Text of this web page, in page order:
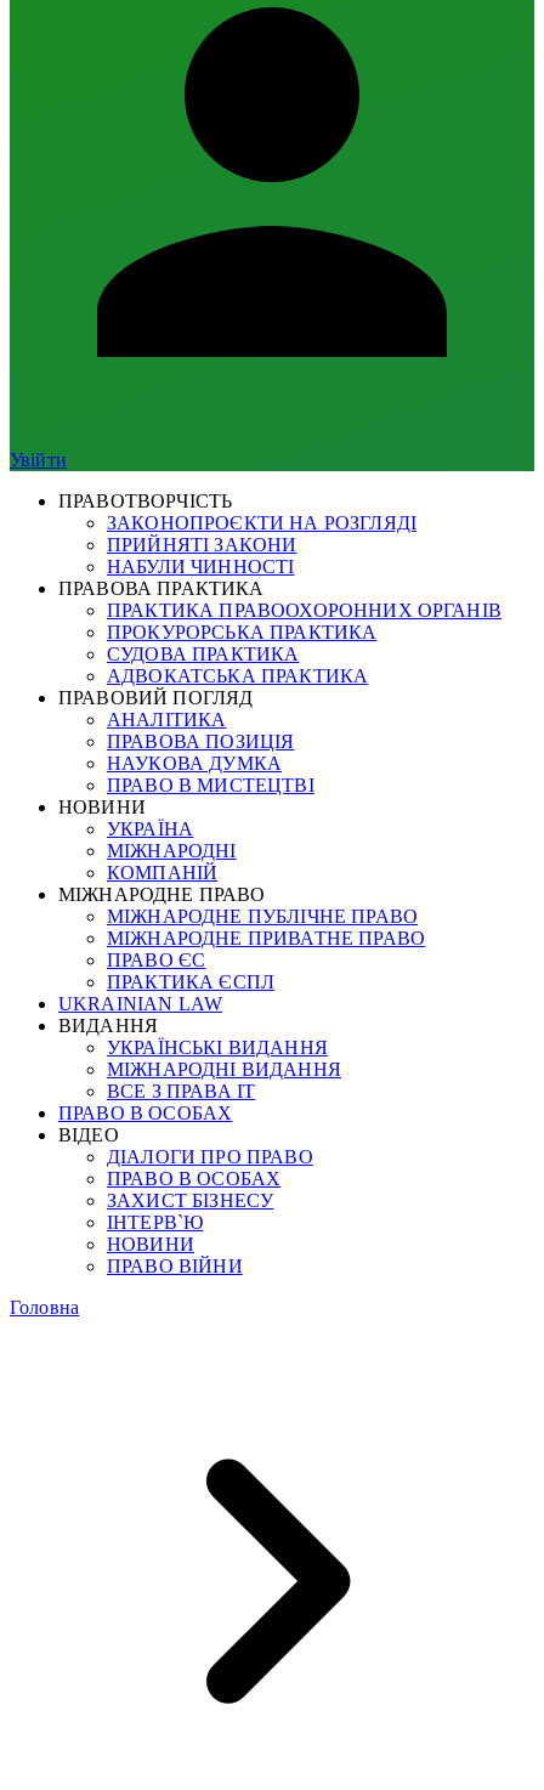
Увійти
ПРАВОТВОРЧІСТЬ
ЗАКОНОПРОЄКТИ НА РОЗГЛЯДІ
ПРИЙНЯТІ ЗАКОНИ
НАБУЛИ ЧИННОСТІ
ПРАВОВА ПРАКТИКА
ПРАКТИКА ПРАВООХОРОННИХ ОРГАНІВ
ПРОКУРОРСЬКА ПРАКТИКА
СУДОВА ПРАКТИКА
АДВОКАТСЬКА ПРАКТИКА
ПРАВОВИЙ ПОГЛЯД
АНАЛІТИКА
ПРАВОВА ПОЗИЦІЯ
НАУКОВА ДУМКА
ПРАВО В МИСТЕЦТВІ
НОВИНИ
УКРАЇНА
МІЖНАРОДНІ
КОМПАНІЙ
МІЖНАРОДНЕ ПРАВО
МІЖНАРОДНЕ ПУБЛІЧНЕ ПРАВО
МІЖНАРОДНЕ ПРИВАТНЕ ПРАВО
ПРАВО ЄС
ПРАКТИКА ЄСПЛ
UKRAINIAN LAW
ВИДАННЯ
УКРАЇНСЬКІ ВИДАННЯ
МІЖНАРОДНІ ВИДАННЯ
ВСЕ З ПРАВА ІТ
ПРАВО В ОСОБАХ
ВІДЕО
ДІАЛОГИ ПРО ПРАВО
ПРАВО В ОСОБАХ
ЗАХИСТ БІЗНЕСУ
ІНТЕРВ`Ю
НОВИНИ
ПРАВО ВІЙНИ
Головна